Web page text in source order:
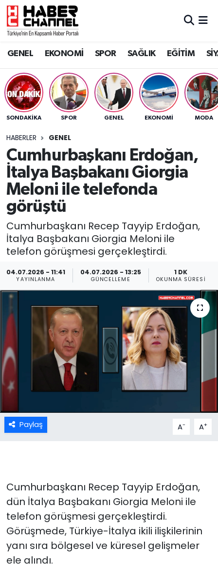
GENEL EKONOMİ SPOR SAĞLIK EĞİTİM
SONDAKIKA SPOR GENEL EKONOMİ MODA
HABERLER GENEL
Cumhurbaşkanı Erdoğan,
İtalya Başbakanı Giorgia
Meloni ile telefonda
görüştü
Cumhurbaşkanı Recep Tayyip Erdoğan,
İtalya Başbakanı Giorgia Meloni ile
telefon görüşmesi gerçekleştirdi.
04.07.2026 - 11:41
YAYINLANMA
04.07.2026 - 13:25
GÜNCELLEME
1 DK
OKUNMA SÜRESI
Paylaş A- A+
Cumhurbaşkanı Recep Tayyip Erdoğan,
dün İtalya Başbakanı Giorgia Meloni ile
telefon görüşmesi gerçekleştirdi.
Görüşmede, Türkiye-İtalya ikili ilişkilerinin
yanı sıra bölgesel ve küresel gelişmeler
ele alındı.
GENEL
SPOR
SAĞLIK
EĞİTİM
SİYASET
MAGAZİN
Nöbetçi Eczaneler
Trafik Durumu
Süper Lig Puan Durumu ve Fikstür
Tüm Manşetler
Son Dakika Haberleri
Haber Arşivi